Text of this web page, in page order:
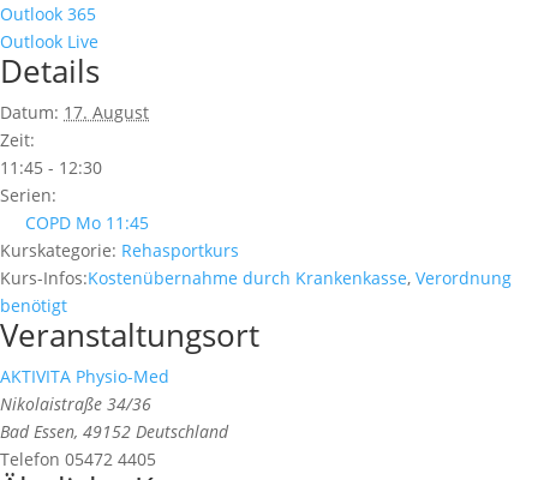
Outlook 365
Outlook Live
Details
Datum: 17. August
Zeit:
11:45 - 12:30
Serien:
COPD Mo 11:45
Kurskategorie: Rehasportkurs
Kurs-Infos:Kostenübernahme durch Krankenkasse, Verordnung
benötigt
Veranstaltungsort
AKTIVITA Physio-Med
Nikolaistraße 34/36
Bad Essen, 49152 Deutschland
Telefon 05472 4405